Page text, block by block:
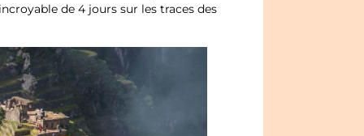
de 4 jours sur les traces des